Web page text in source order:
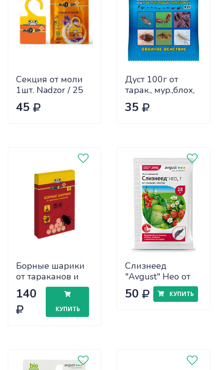
Секция от моли
1шт. Nadzor / 25
45
Дуст 100г от
тарак., мур.,блох,
клопов
EUROGUARD х50
35
Борные шарики
от тараканов и
муравьев, 8 шт.
Nadzor
140
КУПИТЬ
Слизнеед
"Avgust" Нео от
слизней и улиток
28г
50 КУПИТЬ